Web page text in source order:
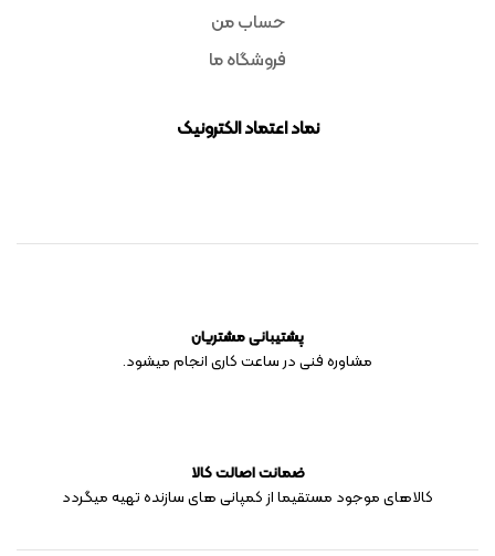
حساب من
فروشگاه ما
نماد اعتماد الکترونیک
پشتیبانی مشتریان
مشاوره فنی در ساعت کاری انجام میشود.
ضمانت اصالت کالا
کالاهای موجود مستقیما از کمپانی های سازنده تهیه میگردد